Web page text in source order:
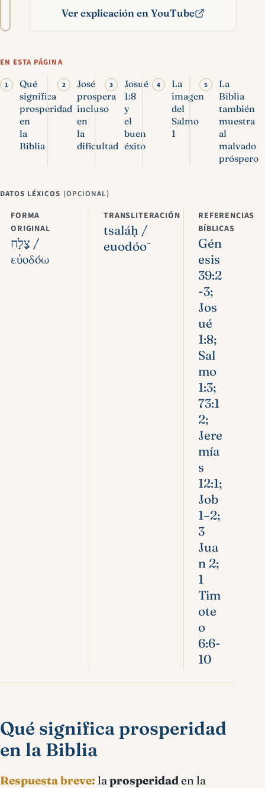
A− A+
Ver explicación en YouTube
EN ESTA PÁGINA
Qué
significa
prosperidad
en
la
Biblia
José
prospera
incluso
en
la
dificultad
Josué
1:8
y
el
buen
éxito
La
imagen
del
Salmo
1
La
Biblia
también
muestra
al
malvado
próspero
DATOS LÉXICOS (OPCIONAL)
FORMA
ORIGINAL
צָלַח /
εὐοδόω
TRANSLITERACIÓN
tsaláḥ /
euodóō
REFERENCIAS
BÍBLICAS
Gén
esis
39:2
-3;
Jos
ué
1:8;
Sal
mo
1:3;
73:1
2;
Jere
mía
s
12:1;
Job
1–2;
3
Jua
n 2;
1
Tim
ote
o
6:6-
10
Qué significa prosperidad
en la Biblia
Respuesta breve: laprosperidaden la